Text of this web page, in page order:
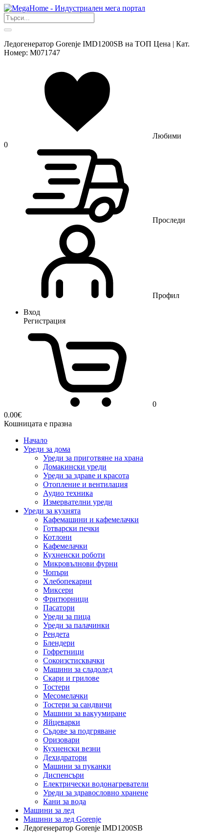
Ледогенератор Gorenje IMD1200SB на ТОП Цена | Кат.
Номер: M071747
Любими
0
Проследи
Профил
Вход
Регистрация
0
0.00€
Кошницата е празна
Начало
Уреди за дома
Уреди за приготвяне на храна
Домакински уреди
Уреди за здраве и красота
Отопление и вентилация
Аудио техника
Измервателни уреди
Уреди за кухнята
Кафемашини и кафемелачки
Готварски печки
Котлони
Кафемелачки
Кухненски роботи
Микровълнови фурни
Чопъри
Хлебопекарни
Миксери
Фритюрници
Пасатори
Уреди за пица
Уреди за палачинки
Рендета
Блендери
Гофретници
Сокоизстисквачки
Машини за сладолед
Скари и грилове
Тостери
Месомелачки
Тостери за сандвичи
Машини за вакуумиране
Яйцеварки
Съдове за подгряване
Оризовари
Кухненски везни
Дехидратори
Машини за пуканки
Диспенсъри
Електрически водонагреватели
Уреди за здравословно хранене
Кани за вода
Машини за лед
Машини за лед Gorenje
Ледогенератор Gorenje IMD1200SB